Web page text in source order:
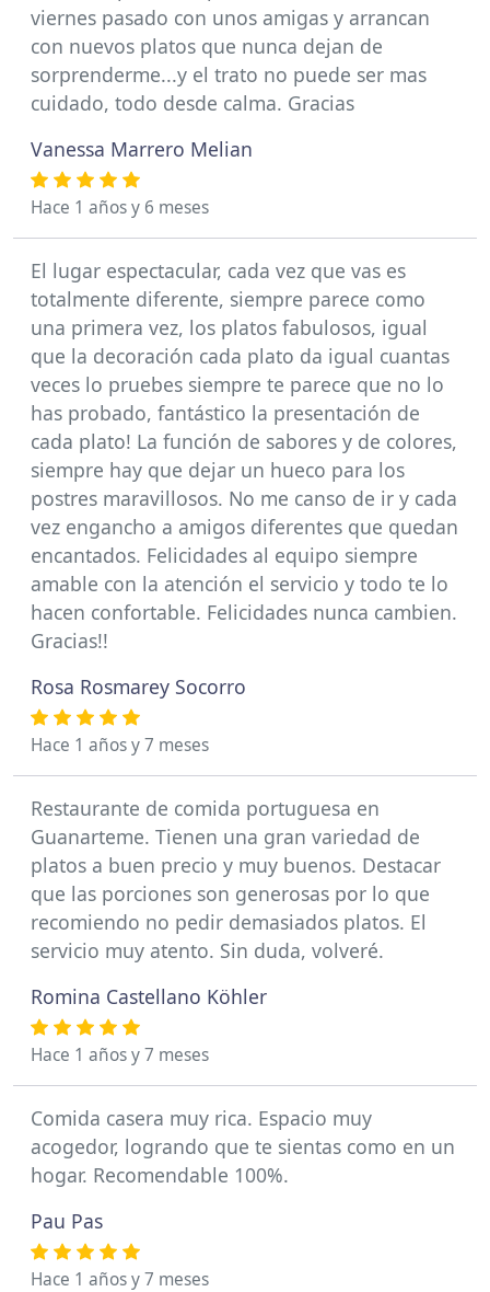
viernes pasado con unos amigas y arrancan
con nuevos platos que nunca dejan de
sorprenderme...y el trato no puede ser mas
cuidado, todo desde calma. Gracias
Vanessa Marrero Melian
Hace 1 años y 6 meses
El lugar espectacular, cada vez que vas es
totalmente diferente, siempre parece como
una primera vez, los platos fabulosos, igual
que la decoración cada plato da igual cuantas
veces lo pruebes siempre te parece que no lo
has probado, fantástico la presentación de
cada plato! La función de sabores y de colores,
siempre hay que dejar un hueco para los
postres maravillosos. No me canso de ir y cada
vez engancho a amigos diferentes que quedan
encantados. Felicidades al equipo siempre
amable con la atención el servicio y todo te lo
hacen confortable. Felicidades nunca cambien.
Gracias!!
Rosa Rosmarey Socorro
Hace 1 años y 7 meses
Restaurante de comida portuguesa en
Guanarteme. Tienen una gran variedad de
platos a buen precio y muy buenos. Destacar
que las porciones son generosas por lo que
recomiendo no pedir demasiados platos. El
servicio muy atento. Sin duda, volveré.
Romina Castellano Köhler
Hace 1 años y 7 meses
Comida casera muy rica. Espacio muy
acogedor, logrando que te sientas como en un
hogar. Recomendable 100%.
Pau Pas
Hace 1 años y 7 meses